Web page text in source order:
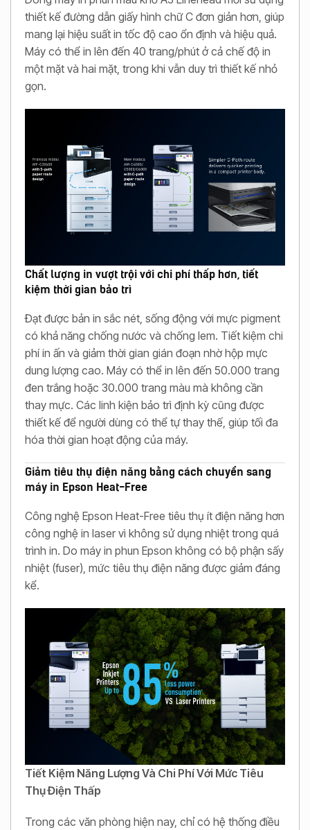
thiết kế đường dẫn giấy hình chữ C đơn giản hơn, giúp
mang lại hiệu suất in tốc độ cao ổn định và hiệu quả.
Máy có thể in lên đến 40 trang/phút ở cả chế độ in
một mặt và hai mặt, trong khi vẫn duy trì thiết kế nhỏ
gọn.
Chất lượng in vượt trội với chi phí thấp hơn, tiết
kiệm thời gian bảo trì
Đạt được bản in sắc nét, sống động với mực pigment
có khả năng chống nước và chống lem. Tiết kiệm chi
phí in ấn và giảm thời gian gián đoạn nhờ hộp mực
dung lượng cao. Máy có thể in lên đến 50.000 trang
đen trắng hoặc 30.000 trang màu mà không cần
thay mực. Các linh kiện bảo trì định kỳ cũng được
thiết kế để người dùng có thể tự thay thế, giúp tối đa
hóa thời gian hoạt động của máy.
Giảm tiêu thụ điện năng bằng cách chuyển sang
máy in Epson Heat-Free
Công nghệ Epson Heat-Free tiêu thụ ít điện năng hơn
công nghệ in laser vì không sử dụng nhiệt trong quá
trình in. Do máy in phun Epson không có bộ phận sấy
nhiệt (fuser), mức tiêu thụ điện năng được giảm đáng
kể.
Tiết Kiệm Năng Lượng Và Chi Phí Với Mức Tiêu
Thụ Điện Thấp
Trong các văn phòng hiện nay, chỉ có hệ thống điều